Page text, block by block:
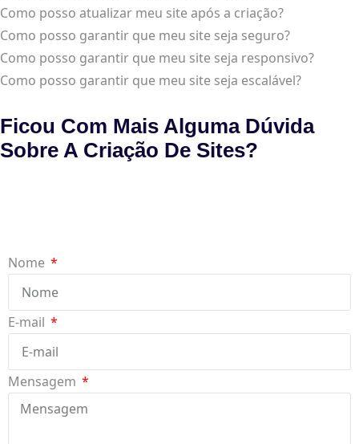
Como posso atualizar meu site após a criação?
Como posso garantir que meu site seja seguro?
Como posso garantir que meu site seja responsivo?
Como posso garantir que meu site seja escalável?
Ficou Com Mais Alguma Dúvida
Sobre A Criação De Sites?
Nome
E-mail
Mensagem